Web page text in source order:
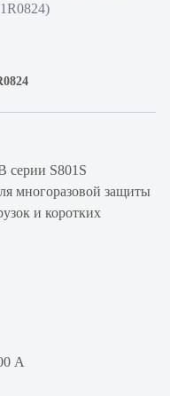
серии S801S
многоразовой защиты
и коротких
А